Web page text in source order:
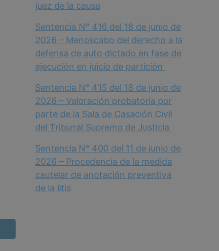
juez de la causa
Sentencia N° 416 del 18 de junio de
2026 – Menoscabo del derecho a la
defensa de auto dictado en fase de
ejecución en juicio de partición
Sentencia N° 415 del 18 de junio de
2026 – Valoración probatoria por
parte de la Sala de Casación Civil
del Tribunal Supremo de Justicia
Sentencia N° 400 del 11 de junio de
2026 – Procedencia de la medida
cautelar de anotación preventiva
de la litis